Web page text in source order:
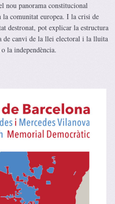
nou panorama constitucional
la comunitat europea. I la crisi de
destronat, pot explicar la estructura
de canvi de la llei electoral i la lluita
la independència.